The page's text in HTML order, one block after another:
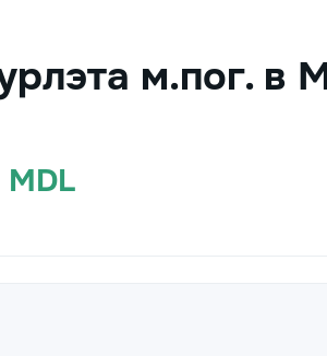
м.пог. в